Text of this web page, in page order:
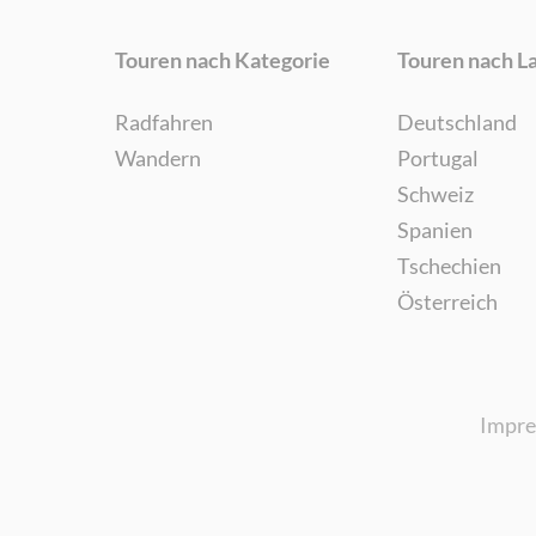
Touren nach Kategorie
Radfahren
Wandern
Touren nach
Deutschland
Portugal
Schweiz
Spanien
Tschechien
Österreich